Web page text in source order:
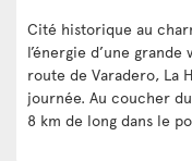
Cité historique au
l’énergie d’une
route de Varadero, La
journée. Au coucher
8 km de long dans le